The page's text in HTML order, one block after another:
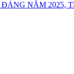
NĂM 2025,